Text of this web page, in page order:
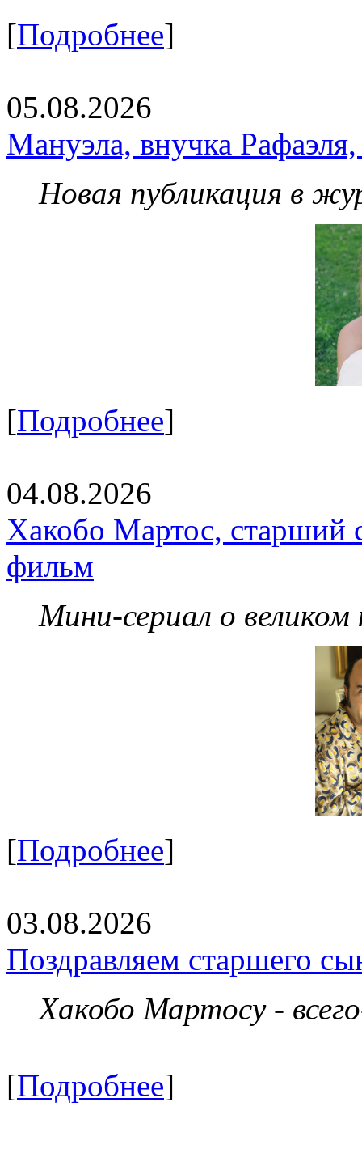
[Подробнее]
05.08.2026
Мануэла, внучка
Новая публикация в
[Подробнее]
04.08.2026
Хакобо Мартос, старший
фильм
Мини-сериал о великом
[Подробнее]
03.08.2026
Поздравляем старшего
Хакобо Мартосу -
[Подробнее]